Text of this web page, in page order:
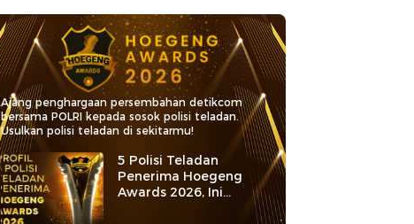
Ajang penghargaan persembahan detikcom
bersama POLRI kepada sosok polisi teladan.
Usulkan polisi teladan di sekitarmu!
5 Polisi Teladan
Penerima Hoegeng
Awards 2026, Ini
Kategori dan Kiprahnya